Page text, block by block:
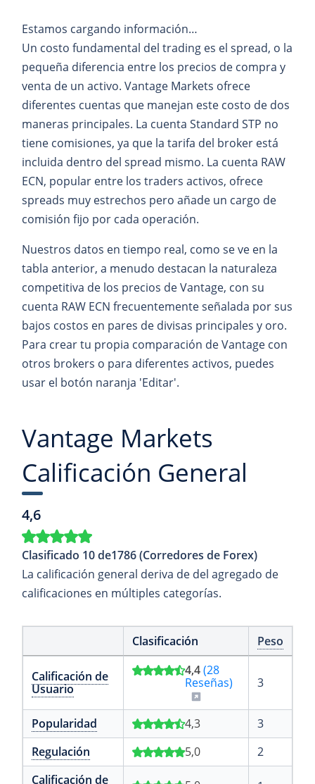
Estamos cargando información…
Un costo fundamental del trading es el spread, o la
pequeña diferencia entre los precios de compra y
venta de un activo. Vantage Markets ofrece
diferentes cuentas que manejan este costo de dos
maneras principales. La cuenta Standard STP no
tiene comisiones, ya que la tarifa del broker está
incluida dentro del spread mismo. La cuenta RAW
ECN, popular entre los traders activos, ofrece
spreads muy estrechos pero añade un cargo de
comisión fijo por cada operación.
Nuestros datos en tiempo real, como se ve en la
tabla anterior, a menudo destacan la naturaleza
competitiva de los precios de Vantage, con su
cuenta RAW ECN frecuentemente señalada por sus
bajos costos en pares de divisas principales y oro.
Para crear tu propia comparación de Vantage con
otros brokers o para diferentes activos, puedes
usar el botón naranja 'Editar'.
Vantage Markets
Calificación General
4,6
Clasificado 10 de1786 (Corredores de Forex)
La calificación general deriva de del agregado de
calificaciones en múltiples categorías.
Clasificación Peso
Calificación de
Usuario
4,4(28
Reseñas)
3
Popularidad 4,3
3
Regulación
5,0
2
Calificación de